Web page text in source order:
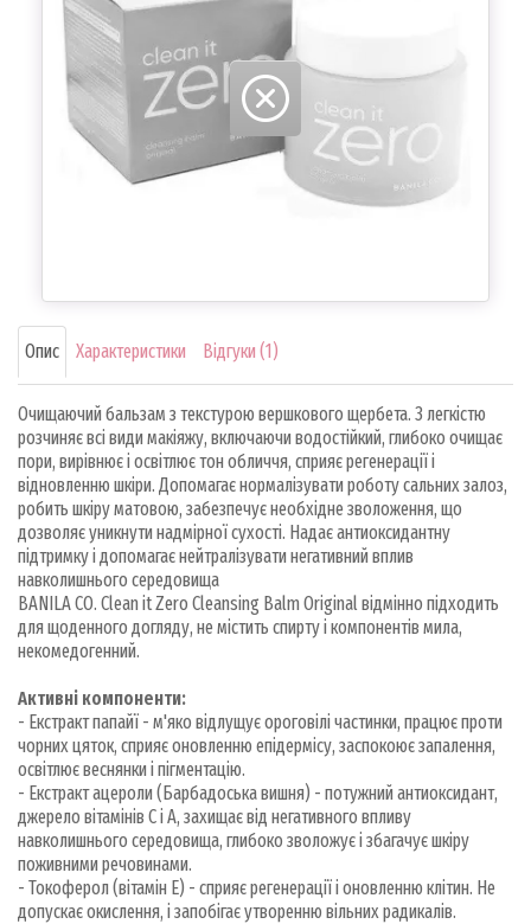
Опис Характеристики Відгуки (1)
Очищаючий бальзам з текстурою вершкового щербета. З легкістю
розчиняє всі види макіяжу, включаючи водостійкий, глибоко очищає
пори, вирівнює і освітлює тон обличчя, сприяє регенерації і
відновленню шкіри. Допомагає нормалізувати роботу сальних залоз,
робить шкіру матовою, забезпечує необхідне зволоження, що
дозволяє уникнути надмірної сухості. Надає антиоксидантну
підтримку і допомагає нейтралізувати негативний вплив
навколишнього середовища
BANILA CO. Clean it Zero Cleansing Balm Original відмінно підходить
для щоденного догляду, не містить спирту і компонентів мила,
некомедогенний.
Активні компоненти:
- Екстракт папайї - м'яко відлущує ороговілі частинки, працює проти
чорних цяток, сприяє оновленню епідермісу, заспокоює запалення,
освітлює веснянки і пігментацію.
- Екстракт ацероли (Барбадоська вишня) - потужний антиоксидант,
джерело вітамінів С і А, захищає від негативного впливу
навколишнього середовища, глибоко зволожує і збагачує шкіру
поживними речовинами.
- Токоферол (вітамін Е) - сприяє регенерації і оновленню клітин. Не
допускає окислення, і запобігає утворенню вільних радикалів.